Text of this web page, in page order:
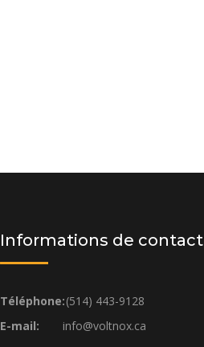
Informations de contact
Téléphone:(514) 443-9128
E-mail:
info@voltnox.ca